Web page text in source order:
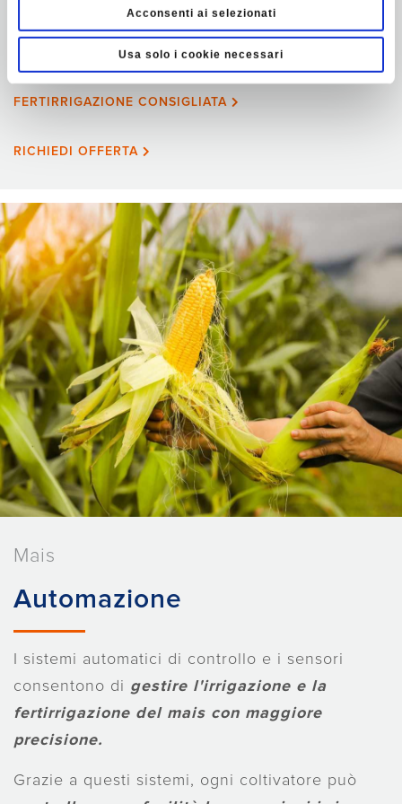
Acconsenti ai selezionati
Usa solo i cookie necessari
fertirrigazione del mais.
FERTIRRIGAZIONE CONSIGLIATA
RICHIEDI OFFERTA
Mais
Automazione
I sistemi automatici di controllo e i sensori
consentono di gestire l'irrigazione e la
fertirrigazione del mais con maggiore
precisione.
Grazie a questi sistemi, ogni coltivatore può